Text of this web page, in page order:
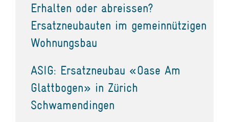
Erhalten oder abreissen?
Ersatzneubauten im gemeinnützigen
Wohnungsbau
ASIG: Ersatzneubau «Oase Am
Glattbogen» in Zürich
Schwamendingen